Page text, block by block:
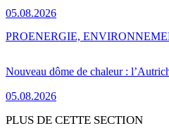
05.08.2026
Nouveau dôme de chaleur :
05.08.2026
PROENERGIE,
PLUS DE CETTE SECTION